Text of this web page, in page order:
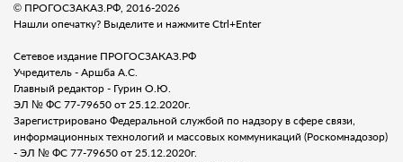
© ПРОГОСЗАКАЗ.РФ, 2016-2026
Нашли опечатку? Выделите и нажмите Ctrl+Enter
Сетевое издание ПРОГОСЗАКАЗ.РФ
Учредитель - Аршба А.С.
Главный редактор - Гурин О.Ю.
ЭЛ № ФС 77-79650 от 25.12.2020г.
Зарегистрировано Федеральной службой по надзору в сфере связи,
информационных технологий и массовых коммуникаций (Роскомнадозор)
- ЭЛ № ФС 77-79650 от 25.12.2020г.